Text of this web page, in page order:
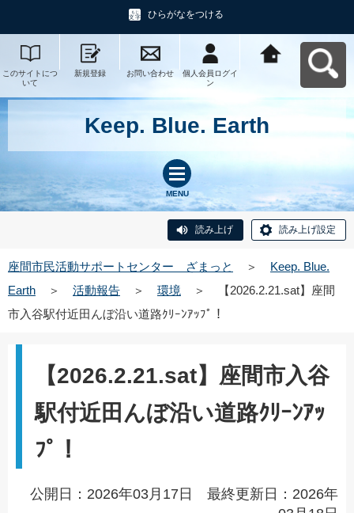
ひらがなをつける
このサイトにつ
いて
新規登録 お問い合わせ
個人会員ログイ
ン
Keep. Blue. Earth
MENU
読み上げ 読み上げ設定
座間市民活動サポートセンター ざまっと ＞
Keep. Blue.
Earth
＞ 活動報告 ＞ 環境 ＞
【2026.2.21.sat】座間
市入谷駅付近田んぼ沿い道路ｸﾘｰﾝｱｯﾌﾟ！
【2026.2.21.sat】座間市入谷
駅付近田んぼ沿い道路ｸﾘｰﾝｱｯ
ﾌﾟ！
公開日：2026年03月17日 最終更新日：2026年